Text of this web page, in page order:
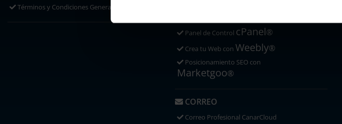
Términos y Condiciones Generales
Panel de Control cPanel®
Crea tu Web con Weebly®
Posicionamiento SEO con
Marketgoo®
CORREO
Correo Profesional CanarCloud